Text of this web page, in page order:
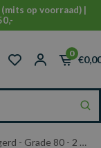
op voorraad) |
0
80 - 2 ton - lengte 8 mm